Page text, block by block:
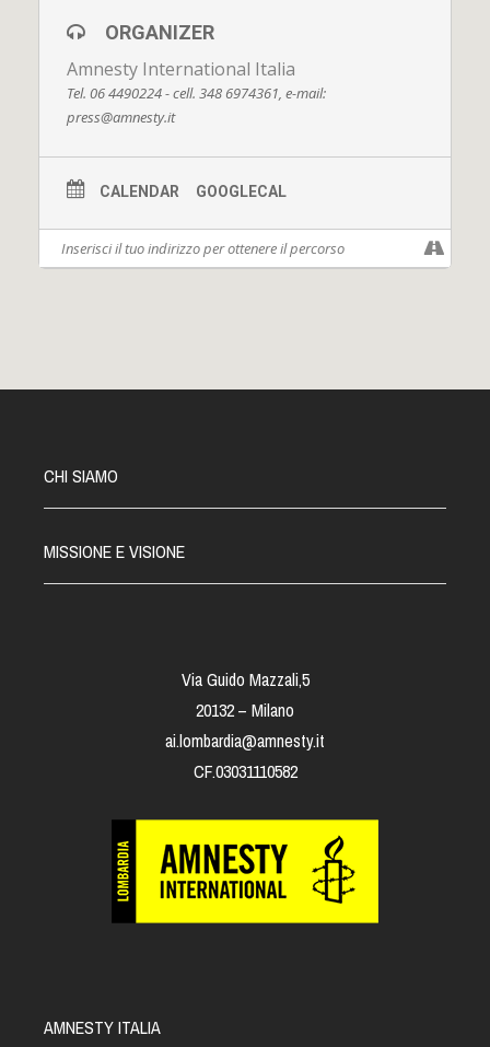
ORGANIZER
Amnesty International Italia
Tel. 06 4490224 - cell. 348 6974361, e-mail:
press@amnesty.it
CALENDAR GOOGLECAL
CHI SIAMO
MISSIONE E VISIONE
Via Guido Mazzali,5
20132 – Milano
ai.lombardia@amnesty.it
CF.03031110582
AMNESTY ITALIA